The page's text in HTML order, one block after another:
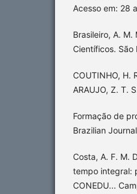
Acesso em: 28
Brasileiro, A.
Científicos. São
COUTINHO, H.
ARAUJO, Z. T.
Formação de
Brazilian
Costa, A. F. M.
tempo integral:
CONEDU...